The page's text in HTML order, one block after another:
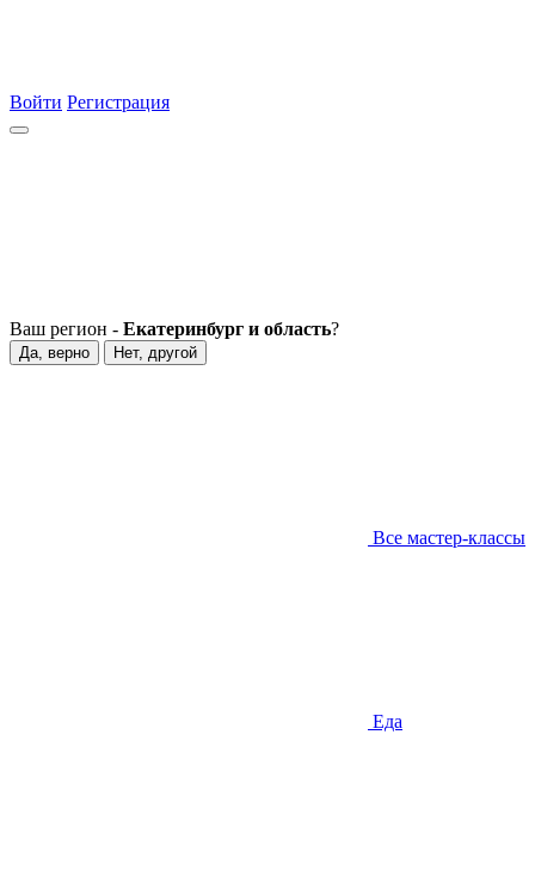
Войти Регистрация
Ваш регион - Екатеринбург и область?
Да, верно Нет, другой
Все мастер-классы
Еда